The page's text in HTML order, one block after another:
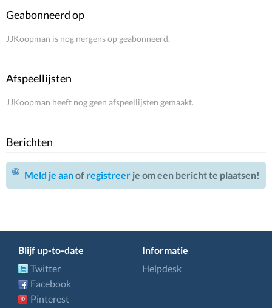
Geabonneerd op
JJKoopman is nog nergens op geabonneerd.
Afspeellijsten
JJKoopman heeft nog geen afspeellijsten gemaakt.
Berichten
Meld je aanof registreer je om een bericht te plaatsen!
Blijf up-to-date
Twitter
Facebook
Pinterest
Informatie
Helpdesk